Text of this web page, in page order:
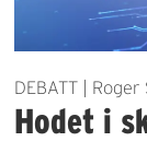
DEBATT |
Hodet i